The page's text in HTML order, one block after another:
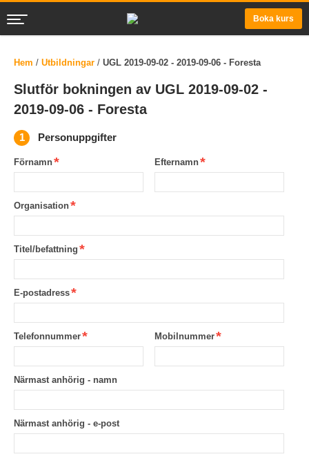
Boka kurs
Hem / Utbildningar / UGL 2019-09-02 - 2019-09-06 - Foresta
Slutför bokningen av UGL 2019-09-02 -
2019-09-06 - Foresta
Personuppgifter
Förnamn Efternamn
Organisation
Titel/befattning
E-postadress
Telefonnummer Mobilnummer
Närmast anhörig - namn
Närmast anhörig - e-post